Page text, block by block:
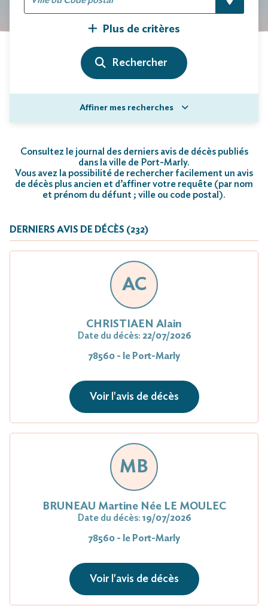
Plus de critères
Affiner mes recherches
Consultez le journal des derniers avis de décès publiés
dans la ville de Port-Marly.
Vous avez la possibilité de rechercher facilement un avis
de décès plus ancien et d’affiner votre requête (par nom
et prénom du défunt ; ville ou code postal).
DERNIERS AVIS DE DÉCÈS (232)
AC
CHRISTIAEN Alain
Date du décès: 22/07/2026
78560 - le Port-Marly
Voir l'avis de décès
MB
BRUNEAU Martine Née LE MOULEC
Date du décès: 19/07/2026
78560 - le Port-Marly
Voir l'avis de décès